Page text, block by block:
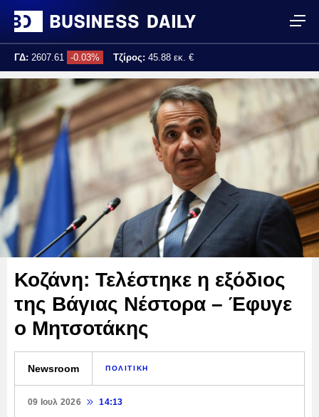
ΓΔ: 2607.61 -0.03% Τζίρος: 45.88 εκ. €
Τελ. ενημέρωση: 12:13:35
Κοζάνη: Τελέστηκε η εξόδιος
της Βάγιας Νέστορα – Έφυγε
ο Μητσοτάκης
Newsroom ΠΟΛΙΤΙΚΗ
09 Ιουλ 2026 14:13